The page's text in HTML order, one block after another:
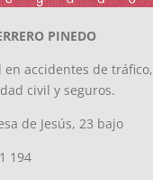
PINEDO
en accidentes de tráfico,
civil y seguros.
de Jesús, 23 bajo
194